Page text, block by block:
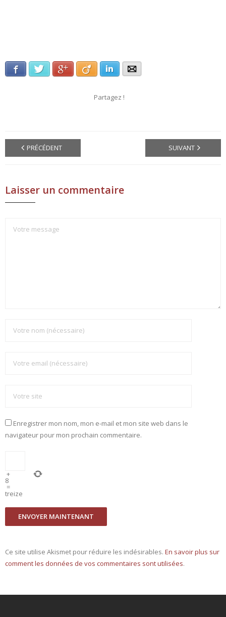
FacebookTwitterGoogle+ Viadeo LinkedInE-mail
Partagez !
PRÉCÉDENT SUIVANT
Laisser un commentaire
Enregistrer mon nom, mon e-mail et mon site web dans le
navigateur pour mon prochain commentaire.
+
8
=
treize
Ce site utilise Akismet pour réduire les indésirables. En savoir plus sur
comment les données de vos commentaires sont utilisées.